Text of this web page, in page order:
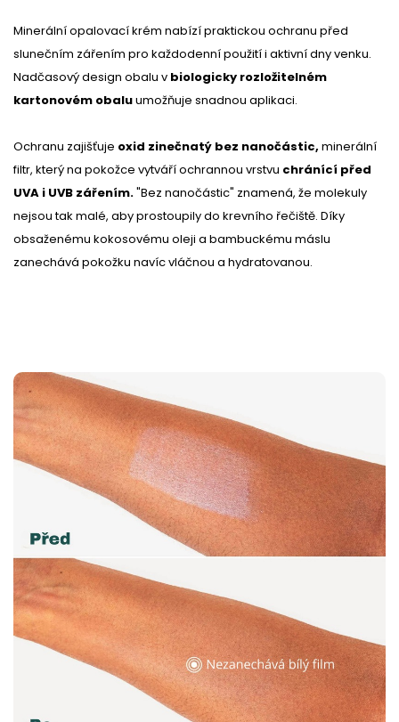
Minerální opalovací krém nabízí praktickou ochranu před
slunečním zářením pro každodenní použití i aktivní dny venku.
Nadčasový design obalu v biologicky rozložitelném
kartonovém obaluumožňuje snadnou aplikaci.
Ochranu zajišťuje oxid zinečnatý bez nanočástic, minerální
filtr, který na pokožce vytváří ochrannou vrstvu chránící před
UVA i UVB zářením."Bez nanočástic" znamená, že molekuly
nejsou tak malé, aby prostoupily do krevního řečiště. Díky
obsaženému kokosovému oleji a bambuckému máslu
zanechává pokožku navíc vláčnou a hydratovanou.